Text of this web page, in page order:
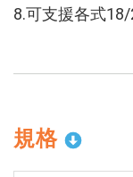
8.可支援各式
規格